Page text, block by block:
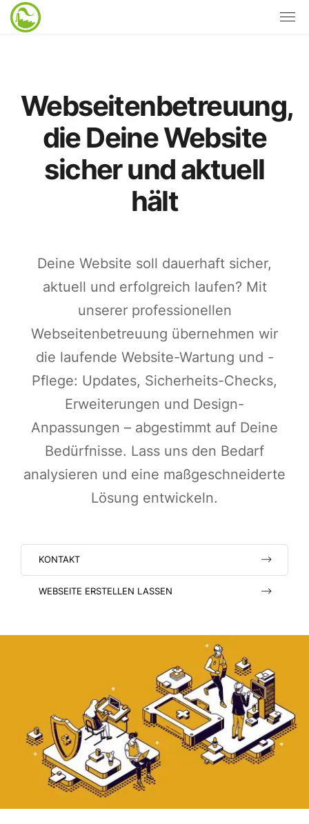
Webseitenbetreuung,
die Deine Website
sicher und aktuell
hält
Deine Website soll dauerhaft sicher,
aktuell und erfolgreich laufen? Mit
unserer professionellen
Webseitenbetreuung übernehmen wir
die laufende Website-Wartung und -
Pflege: Updates, Sicherheits-Checks,
Erweiterungen und Design-
Anpassungen – abgestimmt auf Deine
Bedürfnisse. Lass uns den Bedarf
analysieren und eine maßgeschneiderte
Lösung entwickeln.
KONTAKT
WEBSEITE ERSTELLEN LASSEN